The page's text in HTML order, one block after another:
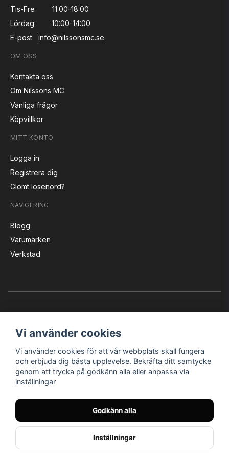
Tis-Fre
11:00-18:00
Lördag
10:00-14:00
E-post
info@nilssonsmc.se
OM OSS
Kontakta oss
Om Nilssons MC
Vanliga frågor
Köpvillkor
MITT KONTO
Logga in
Registrera dig
Glömt lösenord?
NAVIGERING
Blogg
Varumärken
Verkstad
© Nilssons MC - Allt för dig & din MC
Instagram Facebook YouTube
Vi använder cookies
Vi använder cookies för att vår webbplats skall fungera
och erbjuda dig bästa upplevelse. Bekräfta ditt samtycke
genom att trycka på godkänn alla eller anpassa via
inställningar
Godkänn alla
Inställningar